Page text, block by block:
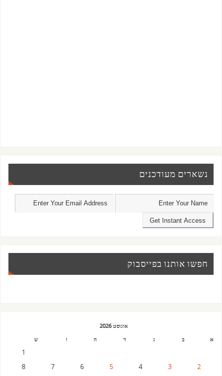
נשארים מעודכנים
חפשו אותנו בפייסבוק
אוגוסט 2026
א
ב ג ד ה ו ש
1
2
3
4
5
6
7
8